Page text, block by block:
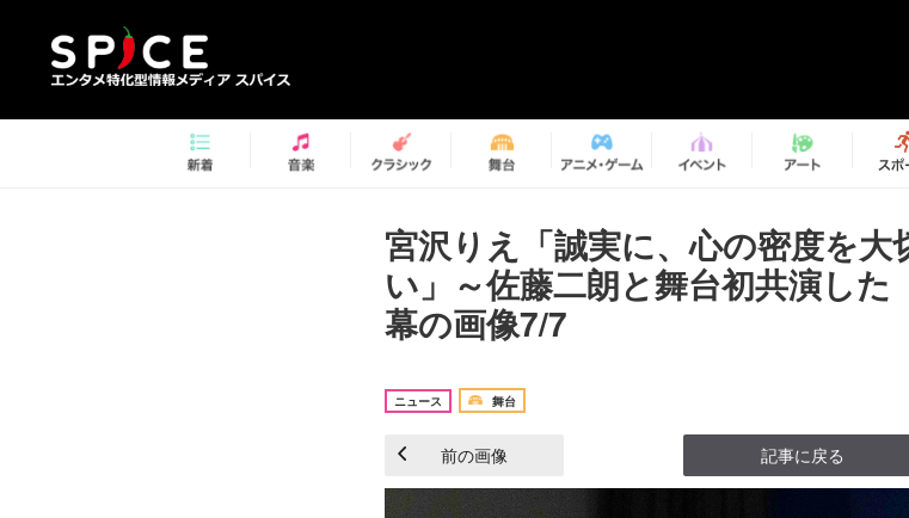
宮沢りえ「誠実に、心の密度を大
い」～佐藤二朗と舞台初共演し
幕の画像7/7
ニュース 舞台
前の画像 記事に戻る